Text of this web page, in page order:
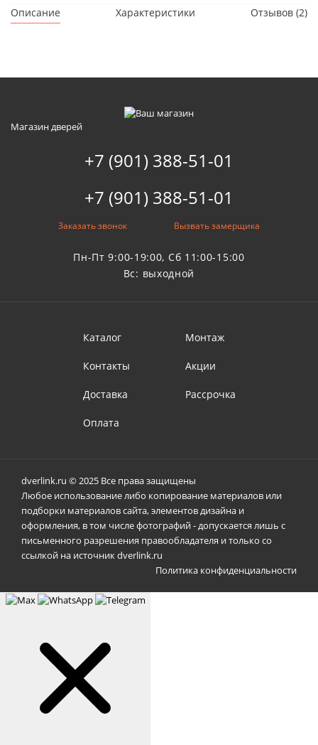
Описание Характеристики Отзывов (2)
Магазин дверей
+7 (901) 388-51-01
+7 (901) 388-51-01
Заказать звонок Вызвать замерщика
Пн-Пт 9:00-19:00, Сб 11:00-15:00
Вс: выходной
Каталог
Контакты
Доставка
Оплата
Монтаж
Акции
Рассрочка
dverlink.ru © 2025 Все права защищены
Любое использование либо копирование материалов или
подборки материалов сайта, элементов дизайна и
оформления, в том числе фотографий - допускается лишь с
письменного разрешения правообладателя и только со
ссылкой на источник dverlink.ru
Политика конфиденциальности